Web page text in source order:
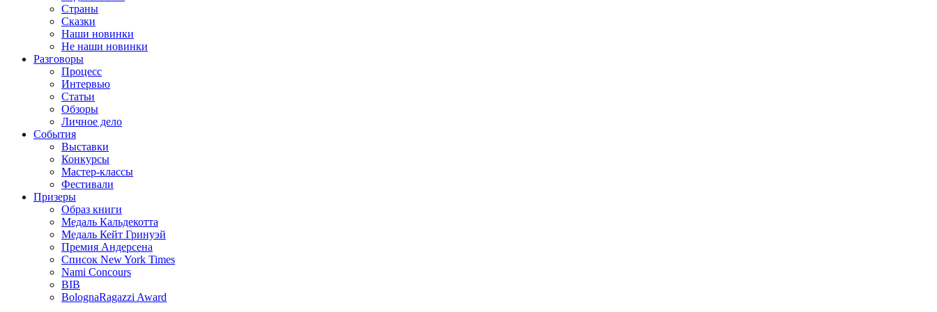
Страны
Сказки
Наши новинки
Не наши новинки
Разговоры
Процесс
Интервью
Статьи
Обзоры
Личное дело
События
Выставки
Конкурсы
Мастер-классы
Фестивали
Призеры
Образ книги
Медаль Кальдекотта
Медаль Кейт Гринуэй
Премия Андерсена
Список New York Times
Nami Concours
BIB
BolognaRagazzi Award